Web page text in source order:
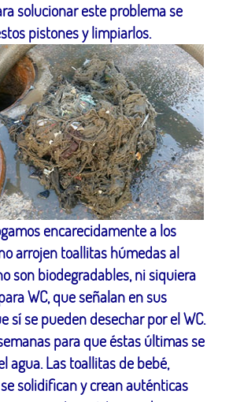
solucionar este problema se
pistones y limpiarlos.
encarecidamente a los
arrojen toallitas húmedas al
son biodegradables, ni siquiera
WC, que señalan en sus
sí se pueden desechar por el WC.
para que éstas últimas se
agua. Las toallitas de bebé,
solidifican y crean auténticas